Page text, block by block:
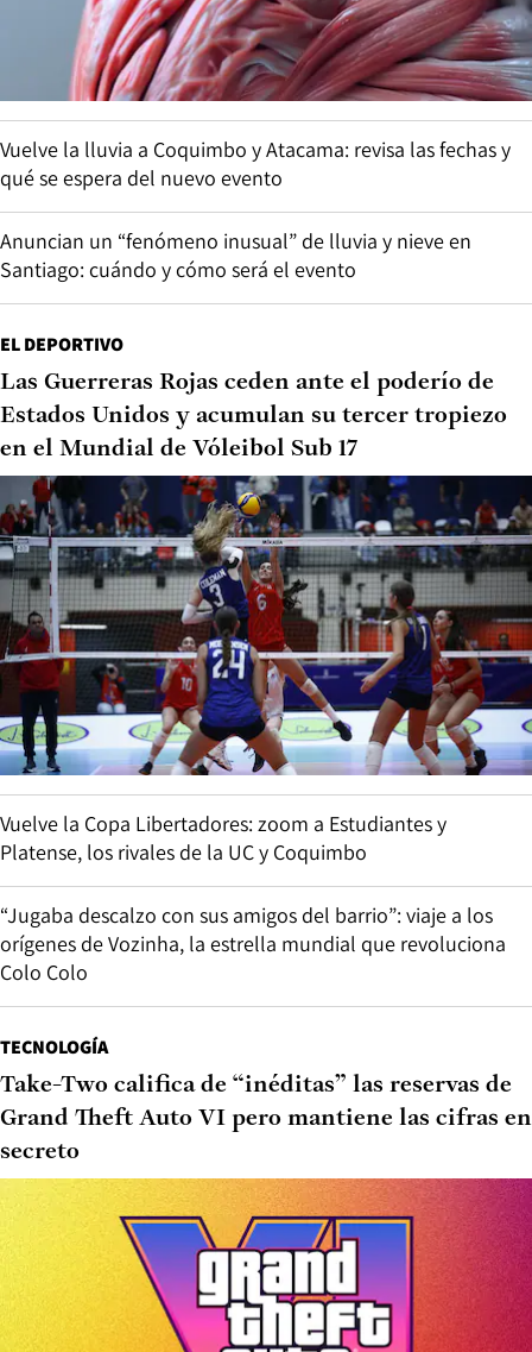
Vuelve la lluvia a Coquimbo y Atacama: revisa las fechas y
qué se espera del nuevo evento
Anuncian un “fenómeno inusual” de lluvia y nieve en
Santiago: cuándo y cómo será el evento
EL DEPORTIVO
Las Guerreras Rojas ceden ante el poderío de
Estados Unidos y acumulan su tercer tropiezo
en el Mundial de Vóleibol Sub 17
Vuelve la Copa Libertadores: zoom a Estudiantes y
Platense, los rivales de la UC y Coquimbo
“Jugaba descalzo con sus amigos del barrio”: viaje a los
orígenes de Vozinha, la estrella mundial que revoluciona
Colo Colo
TECNOLOGÍA
Take-Two califica de “inéditas” las reservas de
Grand Theft Auto VI pero mantiene las cifras en
secreto